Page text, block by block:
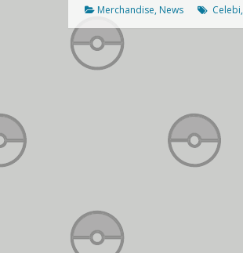
una
nuova
Merchandise, News Celebi,